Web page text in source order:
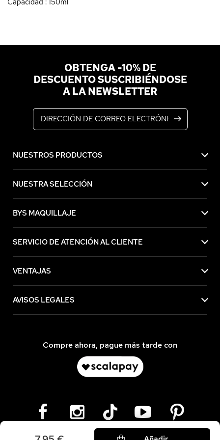
OBTENGA -10% DE
DESCUENTO SUSCRIBIÉNDOSE
A LA NEWSLETTER
NUESTROS PRODUCTOS
NUESTRA SELECCIÓN
BYS MAQUILLAJE
SERVICIO DE ATENCIÓN AL CLIENTE
VENTAJAS
AVISOS LEGALES
Compre ahora, pague más tarde con